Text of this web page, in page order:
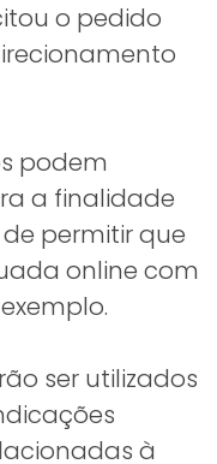
o pedido
podem
a finalidade
permitir que
online com
ser utilizados
à